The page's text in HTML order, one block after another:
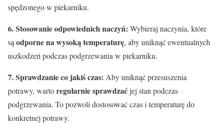
spędzonego w piekarniku.
6. Stosowanie odpowiednich naczyń: Wybieraj naczynia, które
są odporne na wysoką temperaturę, aby uniknąć ewentualnych
uszkodzeń podczas podgrzewania w piekarniku.
7. Sprawdzanie co jakiś czas: Aby uniknąć przesuszenia
potrawy, wartoregularnie sprawdzaćjej stan podczas
podgrzewania. To pozwoli dostosować czas i temperaturę do
konkretnej potrawy.